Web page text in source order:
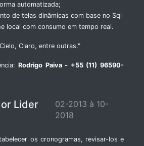
automatizada;
de telas dinâmicas com base no Sql
local com consumo em tempo real.
Claro, entre outras."
Rodrigo Paiva - +55 (11) 96590-
Lider
02-2013 à 10-
2018
os cronogramas, revisar-los e